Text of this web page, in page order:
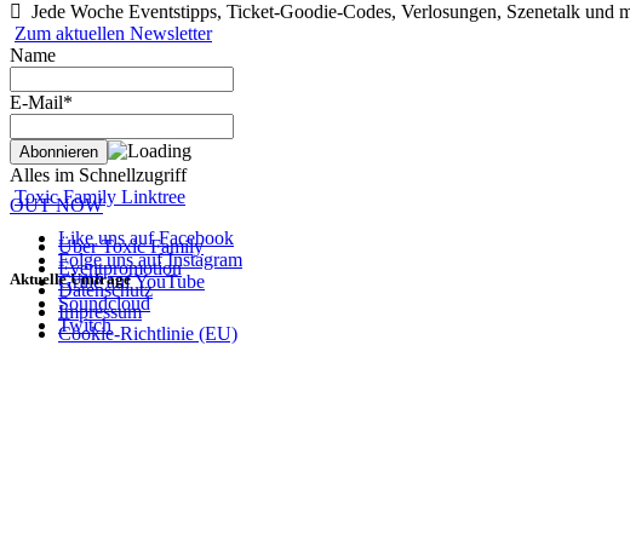
Jede Woche Eventstipps, Ticket-Goodie-Codes, Verlosungen, Szenetalk und
Zum aktuellen Newsletter
Name
E-Mail*
Alles im Schnellzugriff
Toxic Family Linktree
Like uns auf Facebook
Folge uns auf Instagram
Grille auf YouTube
Soundcloud
Twitch
Aktuelle Umfrage
OUT NOW
Über Toxic Family
Eventpromotion
Datenschutz
Impressum
Cookie-Richtlinie (EU)